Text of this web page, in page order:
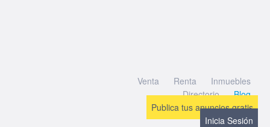
Venta Renta
Inmuebles
Directorio
Blog
Publica tus anuncios gratis
Inicia Sesión